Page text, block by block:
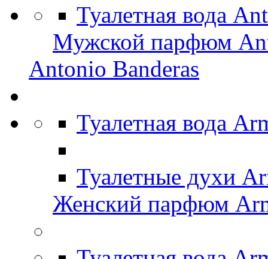
Туалетная вода
Мужской парфюм
Antonio Banderas
Туалетная вода
Туалетные духи
Женский парфюм